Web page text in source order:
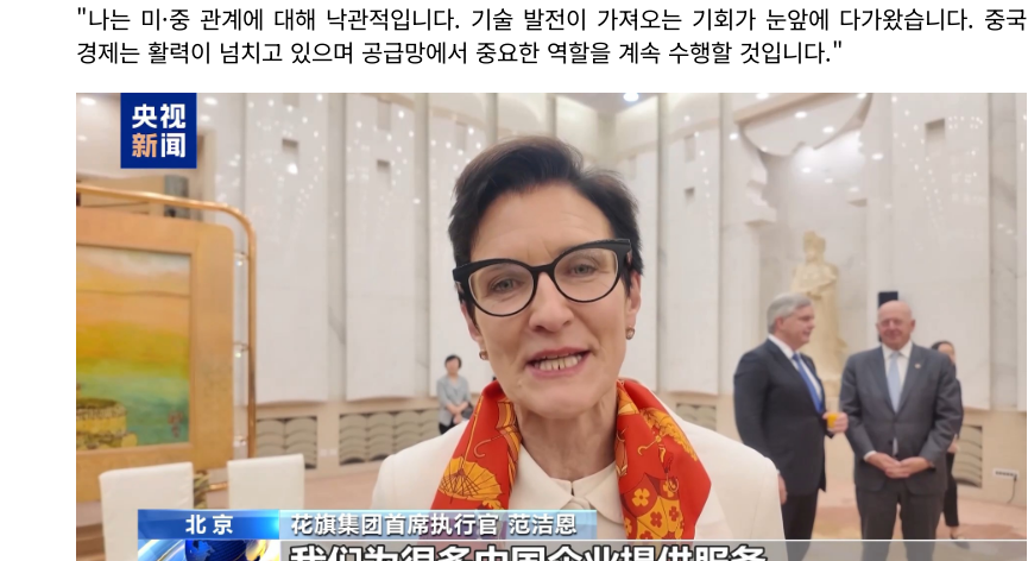
"나는 미·중 관계에 대해 낙관적입니다. 기술 발전이 가져오는 기회가 눈앞에 다가왔습니다. 중국
경제는 활력이 넘치고 있으며 공급망에서 중요한 역할을 계속 수행할 것입니다."